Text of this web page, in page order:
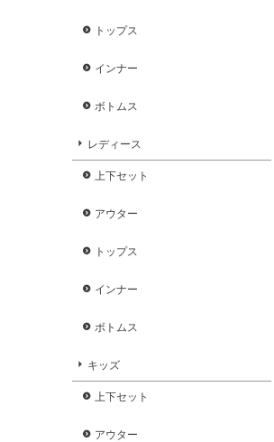
トップス
インナー
ボトムス
レディース
上下セット
アウター
トップス
インナー
ボトムス
キッズ
上下セット
アウター